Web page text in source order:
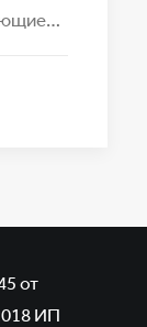
от
ИП